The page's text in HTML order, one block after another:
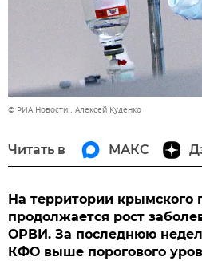
© РИА Новости . Алексей Куденко
Читать в МАКС
На территории крымского
продолжается рост
ОРВИ. За последнюю
КФО выше порогового